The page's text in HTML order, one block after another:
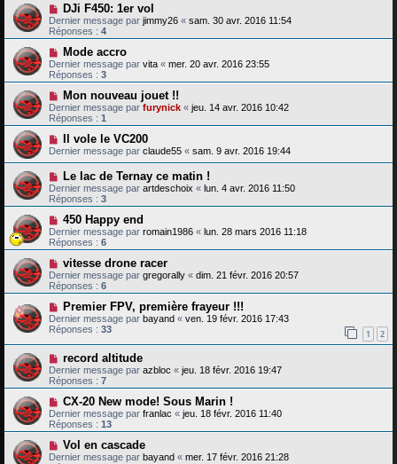
DJi F450: 1er vol
Dernier message par jimmy26 « sam. 30 avr. 2016 11:54
Réponses : 4
Mode accro
Dernier message par vita « mer. 20 avr. 2016 23:55
Réponses : 3
Mon nouveau jouet !!
Dernier message par furynick « jeu. 14 avr. 2016 10:42
Réponses : 1
Il vole le VC200
Dernier message par claude55 « sam. 9 avr. 2016 19:44
Le lac de Ternay ce matin !
Dernier message par artdeschoix « lun. 4 avr. 2016 11:50
Réponses : 3
450 Happy end
Dernier message par romain1986 « lun. 28 mars 2016 11:18
Réponses : 6
vitesse drone racer
Dernier message par gregorally « dim. 21 févr. 2016 20:57
Réponses : 6
Premier FPV, première frayeur !!!
Dernier message par bayand « ven. 19 févr. 2016 17:43
Réponses : 33 1 2
record altitude
Dernier message par azbloc « jeu. 18 févr. 2016 19:47
Réponses : 7
CX-20 New mode! Sous Marin !
Dernier message par franlac « jeu. 18 févr. 2016 11:40
Réponses : 13
Vol en cascade
Dernier message par bayand « mer. 17 févr. 2016 21:28